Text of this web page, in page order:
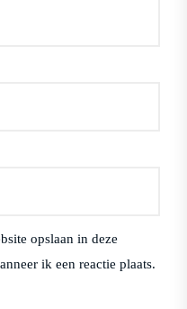
opslaan in deze
ik een reactie plaats.